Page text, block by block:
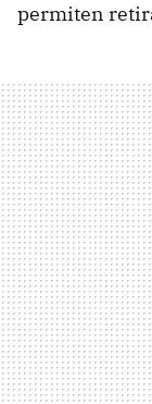
permiten